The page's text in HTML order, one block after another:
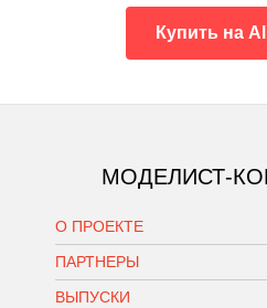
Купить на
МОДЕЛИСТ-
О ПРОЕКТЕ
ПАРТНЕРЫ
ВЫПУСКИ